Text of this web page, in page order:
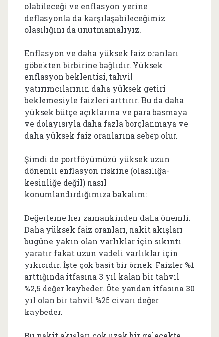
olabileceği ve enflasyon yerine
deflasyonla da karşılaşabileceğimiz
olasılığını da unutmamalıyız.
Enflasyon ve daha yüksek faiz oranları
göbekten birbirine bağlıdır. Yüksek
enflasyon beklentisi, tahvil
yatırımcılarının daha yüksek getiri
beklemesiyle faizleri arttırır. Bu da daha
yüksek bütçe açıklarına ve para basmaya
ve dolayısıyla daha fazla borçlanmaya ve
daha yüksek faiz oranlarına sebep olur.
Şimdi de portföyümüzü yüksek uzun
dönemli enflasyon riskine (olasılığa-
kesinliğe değil) nasıl
konumlandırdığımıza bakalım:
Değerleme her zamankinden daha önemli.
Daha yüksek faiz oranları, nakit akışları
bugüne yakın olan varlıklar için sıkıntı
yaratır fakat uzun vadeli varlıklar için
yıkıcıdır. İşte çok basit bir örnek: Faizler %1
arttığında itfasına 3 yıl kalan bir tahvil
%2,5 değer kaybeder. Öte yandan itfasına 30
yıl olan bir tahvil %25 civarı değer
kaybeder.